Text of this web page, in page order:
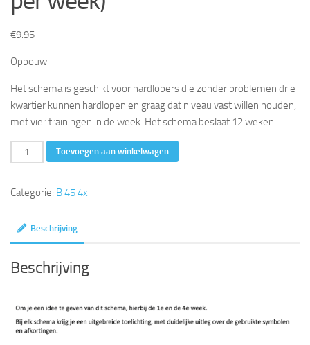
€9.95
Opbouw
Het schema is geschikt voor hardlopers die zonder problemen drie
kwartier kunnen hardlopen en graag dat niveau vast willen houden,
met vier trainingen in de week. Het schema beslaat 12 weken.
minuten
weken,
per
aantal
Toevoegen aan winkelwagen
Categorie: B 45 4x
Beschrijving
Beschrijving